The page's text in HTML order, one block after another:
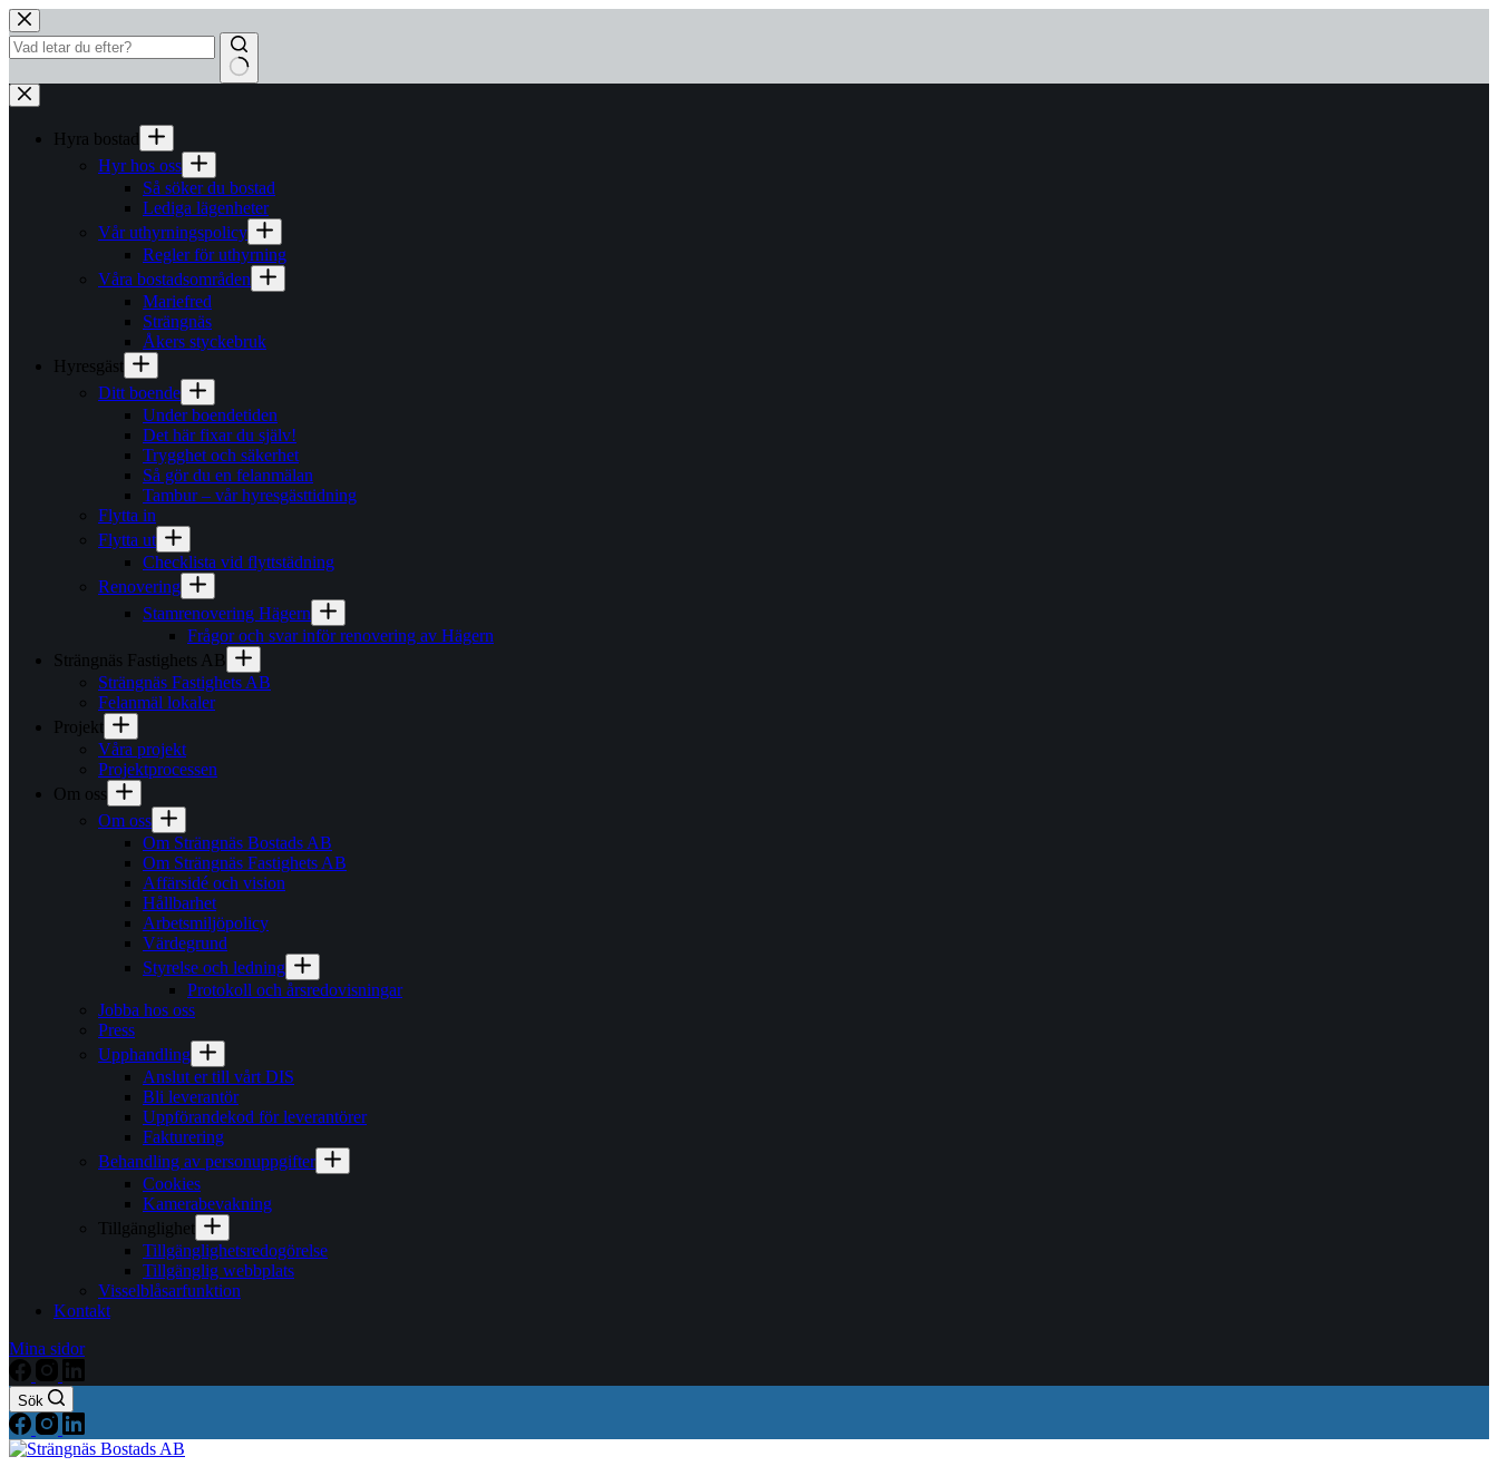
Hoppa
till
innehåll
Inga
resultat
Hyra bostad
Hyr hos oss
Så söker du bostad
Lediga lägenheter
Vår uthyrningspolicy
Regler för uthyrning
Våra bostadsområden
Mariefred
Strängnäs
Åkers styckebruk
Hyresgäst
Ditt boende
Under boendetiden
Det här fixar du själv!
Trygghet och säkerhet
Så gör du en felanmälan
Tambur – vår hyresgästtidning
Flytta in
Flytta ut
Checklista vid flyttstädning
Renovering
Stamrenovering Hägern
Frågor och svar inför renovering av Hägern
Strängnäs Fastighets AB
Strängnäs Fastighets AB
Felanmäl lokaler
Projekt
Våra projekt
Projektprocessen
Om oss
Om oss
Om Strängnäs Bostads AB
Om Strängnäs Fastighets AB
Affärsidé och vision
Hållbarhet
Arbetsmiljöpolicy
Värdegrund
Styrelse och ledning
Protokoll och årsredovisningar
Jobba hos oss
Press
Upphandling
Anslut er till vårt DIS
Bli leverantör
Uppförandekod för leverantörer
Fakturering
Behandling av personuppgifter
Cookies
Kamerabevakning
Tillgänglighet
Tillgänglighetsredogörelse
Tillgänglig webbplats
Visselblåsarfunktion
Kontakt
Mina sidor
Sök